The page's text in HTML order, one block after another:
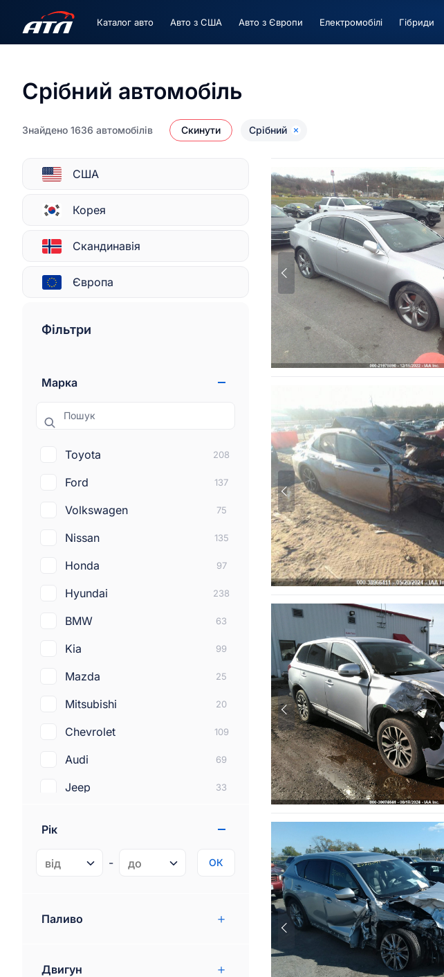
Каталог авто Авто з США Авто з Європи Електромобілі Гiбриди
Срібний автомобіль
Знайдено 1636 автомобілів Скинути Срібний
США
Корея
Скандинавія
Європа
Фільтри
Марка
Пошук
Toyota 208
Ford 137
Volkswagen 75
Nissan 135
Honda 97
Hyundai 238
BMW 63
Kia 99
Mazda 25
Mitsubishi 20
Chevrolet 109
Audi 69
Jeep 33
Land rover 8
Рік
- ОК
Паливо
Двигун